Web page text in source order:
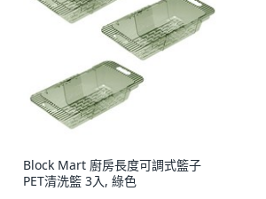
Block Mart 廚房長度可調式籃子
PET清洗籃 3入, 綠色